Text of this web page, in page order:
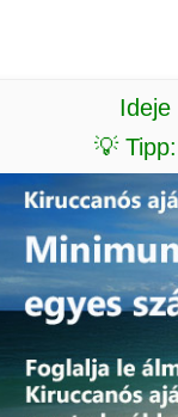
Ideje
💡